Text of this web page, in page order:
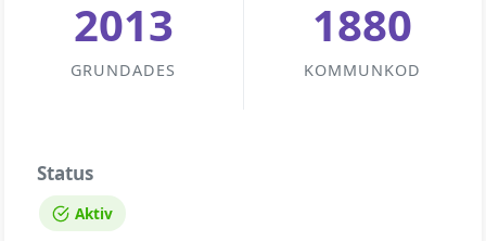
2013
GRUNDADES
1880
KOMMUNKOD
Status
Aktiv